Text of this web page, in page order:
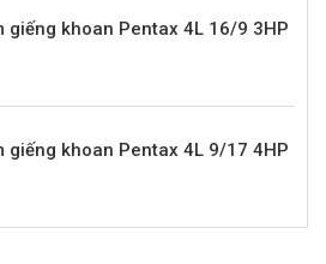
giếng khoan Pentax 4L 16/9 3HP
giếng khoan Pentax 4L 9/17 4HP